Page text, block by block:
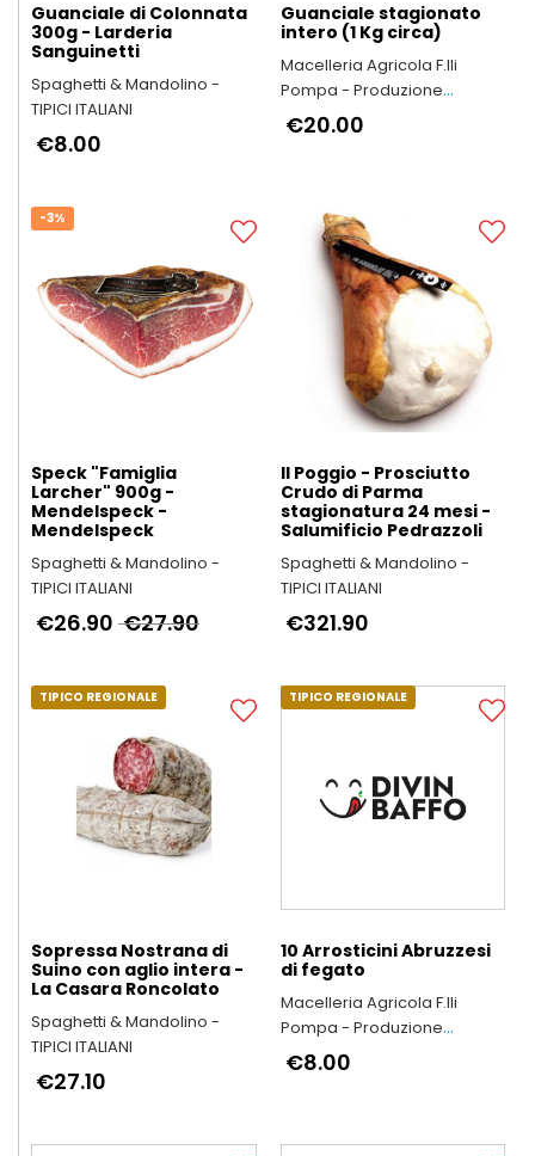
Guanciale di Colonnata
300g - Larderia
Sanguinetti
Spaghetti & Mandolino -
TIPICI ITALIANI
€8.00
Guanciale stagionato
intero (1 Kg circa)
Macelleria Agricola F.lli
Pompa - Produzione
Arrosticini Abruzzesi
artigianali
€20.00
-3%
Speck "Famiglia
Larcher" 900g -
Mendelspeck -
Mendelspeck
Spaghetti & Mandolino -
TIPICI ITALIANI
€27.90
€26.90
Il Poggio - Prosciutto
Crudo di Parma
stagionatura 24 mesi -
Salumificio Pedrazzoli
Spaghetti & Mandolino -
TIPICI ITALIANI
€321.90
TIPICO REGIONALE
Sopressa Nostrana di
Suino con aglio intera -
La Casara Roncolato
Spaghetti & Mandolino -
TIPICI ITALIANI
€27.10
TIPICO REGIONALE
10 Arrosticini Abruzzesi
di fegato
Macelleria Agricola F.lli
Pompa - Produzione
Arrosticini Abruzzesi
artigianali
€8.00